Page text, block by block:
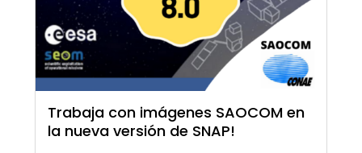
Trabaja con imágenes SAOCOM en
la nueva versión de SNAP!